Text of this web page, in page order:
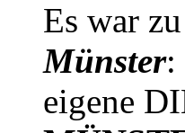
Es war
Münster:
eigene